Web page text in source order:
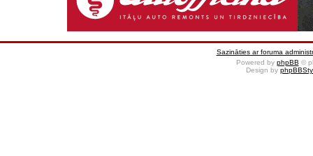
Sazināties ar foruma
Powered by phpBB ©
Design by